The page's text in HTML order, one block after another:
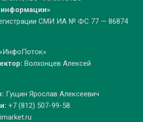
СМИ ИА № ФС 77 — 86874
Волхонцев Алексей
Гущин Ярослав Алексеевич
+7 (812) 507-99-58